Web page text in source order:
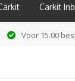
Carkit
Voor 15.00